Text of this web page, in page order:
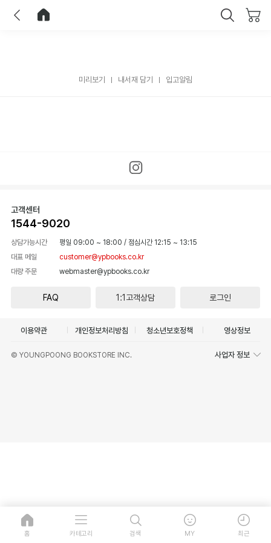
미리보기 내서재 담기 입고알림
고객센터
1544-9020
상담가능시간 평일 09:00 ~ 18:00 / 점심시간 12:15 ~ 13:15
대표 메일
customer@ypbooks.co.kr
대량 주문
webmaster@ypbooks.co.kr
FAQ 1:1고객상담 로그인
이용약관 개인정보처리방침 청소년보호정책 영상정보
© YOUNGPOONG BOOKSTORE INC. 사업자 정보
홈 카테고리 검색 MY 최근